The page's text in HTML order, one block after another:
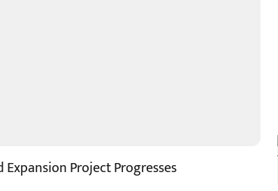
Expansion Project Progresses